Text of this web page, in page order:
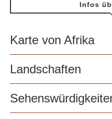
Infos
Karte von Afrika
Landschaften